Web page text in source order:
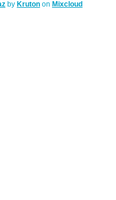
by Kruton on Mixcloud